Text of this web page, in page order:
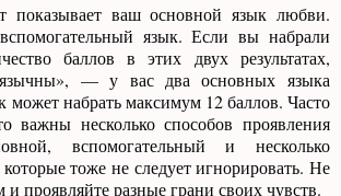
показывает ваш основной язык любви.
язык. Если вы набрали
баллов в этих двух результатах,
— у вас два основных языка
набрать максимум 12 баллов. Часто
важны несколько способов проявления
вспомогательный и несколько
тоже не следует игнорировать. Не
и проявляйте разные грани своих чувств.